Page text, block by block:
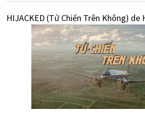
HIJACKED (Tử Chiến Trên Không) de